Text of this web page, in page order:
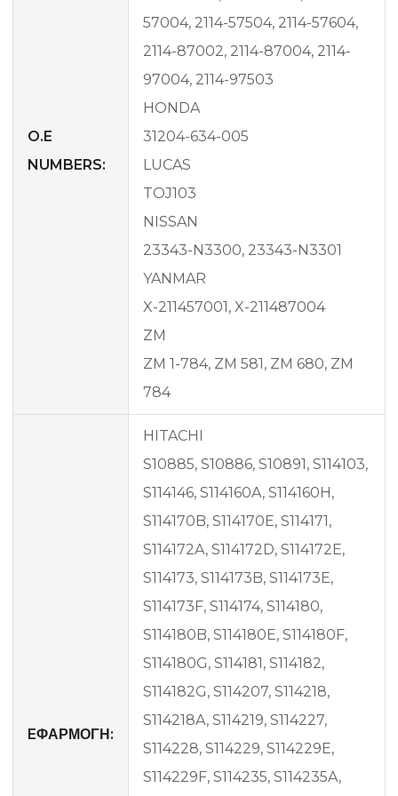
O.E
NUMBERS:
57004, 2114-57504, 2114-57604,
2114-87002, 2114-87004, 2114-
97004, 2114-97503
HONDA
31204-634-005
LUCAS
TOJ103
NISSAN
23343-N3300, 23343-N3301
YANMAR
X-211457001, X-211487004
ZM
ZM 1-784, ZM 581, ZM 680, ZM
784
EΦΑΡΜΟΓΗ:
HITACHI
S10885, S10886, S10891, S114103,
S114146, S114160A, S114160H,
S114170B, S114170E, S114171,
S114172A, S114172D, S114172E,
S114173, S114173B, S114173E,
S114173F, S114174, S114180,
S114180B, S114180E, S114180F,
S114180G, S114181, S114182,
S114182G, S114207, S114218,
S114218A, S114219, S114227,
S114228, S114229, S114229E,
S114229F, S114235, S114235A,